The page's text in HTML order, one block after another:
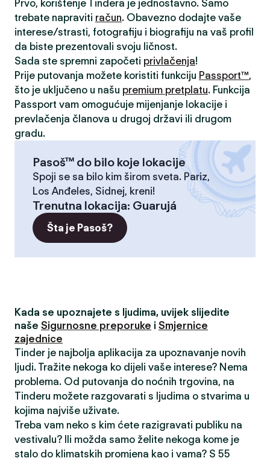
Prvo, korištenje Tindera je jednostavno. Samo
trebate napraviti račun. Obavezno dodajte vaše
interese/strasti, fotografiju i biografiju na vaš profil
da biste prezentovali svoju ličnost.
Sada ste spremni započeti privlačenja!
Prije putovanja možete koristiti funkciju Passport™,
što je uključeno u našu premium pretplatu. Funkcija
Passport vam omogućuje mijenjanje lokacije i
prevlačenja članova u drugoj državi ili drugom
gradu.
Pasoš™ do bilo koje lokacije
Spoji se sa bilo kim širom sveta. Pariz,
Los Anđeles, Sidnej, kreni!
Trenutna lokacija: Guarujá
Šta je Pasoš?
Kada se upoznajete s ljudima, uvijek slijedite
naše Sigurnosne preporuke i Smjernice
zajednice
Tinder je najbolja aplikacija za upoznavanje novih
ljudi. Tražite nekoga ko dijeli vaše interese? Nema
problema. Od putovanja do noćnih trgovina, na
Tinderu možete razgovarati s ljudima o stvarima u
kojima najviše uživate.
Treba vam neko s kim ćete razigravati publiku na
vestivalu? Ili možda samo želite nekoga kome je
stalo do klimatskih promjena kao i vama? S 55